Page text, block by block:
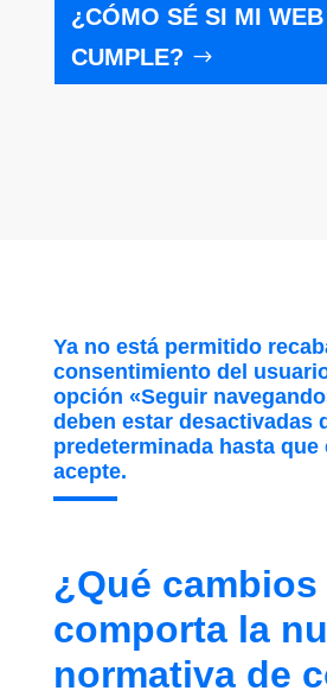
¿CÓMO SÉ SI MI WEB
CUMPLE?
Ya no está permitido
consentimiento del
opción «Seguir
deben estar desactivadas
predeterminada hasta
acepte.
¿Qué cambios
comporta la
normativa de